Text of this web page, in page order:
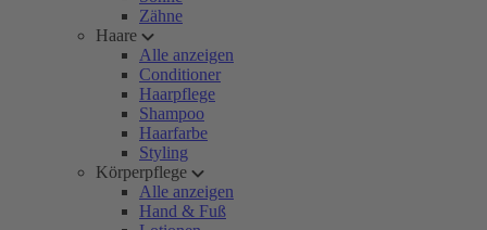
Zähne
Haare
Alle anzeigen
Conditioner
Haarpflege
Shampoo
Haarfarbe
Styling
Körperpflege
Alle anzeigen
Hand & Fuß